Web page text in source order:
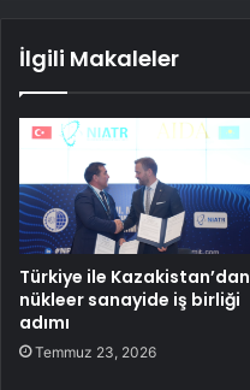
İlgili Makaleler
Türkiye ile Kazakistan’dan
nükleer sanayide iş birliği
adımı
Temmuz 23, 2026